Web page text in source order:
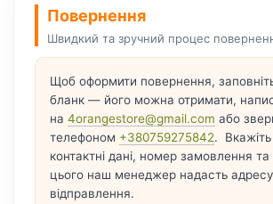
Повернення
Швидкий та зручний процес
Щоб оформити повернення,
бланк — його можна отримати,
на 4orangestore@gmail.com або
телефоном +380759275842. Вкажіть
контактні дані, номер замовлення
цього наш менеджер надасть
відправлення.